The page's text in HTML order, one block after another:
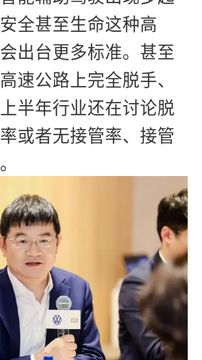
全甚至生命这种高
出台更多标准。甚至
速公路上完全脱手、
半年行业还在讨论脱
或者无接管率、接管